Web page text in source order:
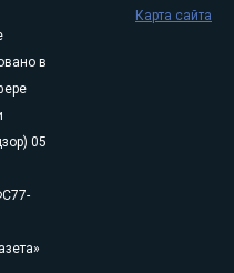
в
05
Карта сайта